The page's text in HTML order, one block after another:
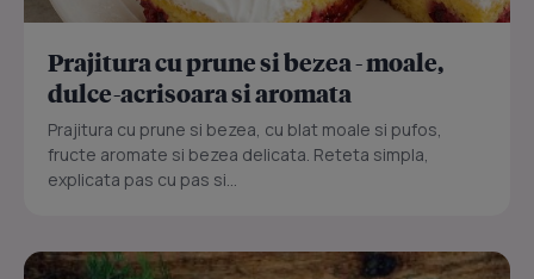
Prajitura cu prune si bezea - moale,
dulce-acrisoara si aromata
Prajitura cu prune si bezea, cu blat moale si pufos,
fructe aromate si bezea delicata. Reteta simpla,
explicata pas cu pas si...